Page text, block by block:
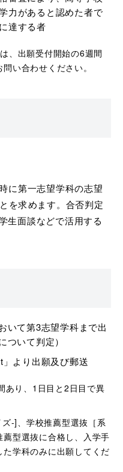
力があると認めた者で
達する者
、出願受付開始の6週間
い合わせください。
に第一志望学科の志望
を求めます。合否判定
生面談などで活用する
いて第3志望学科まで出
ついて判定）
より出願及び郵送
あり、1日目と2日目で異
-]、学校推薦型選抜［系
型選抜に合格し、入学手
学科のみに出願してくだ